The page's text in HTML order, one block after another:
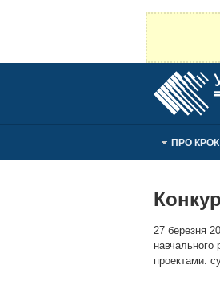
ПРО КРОК
27 березня
навчального
проектами: